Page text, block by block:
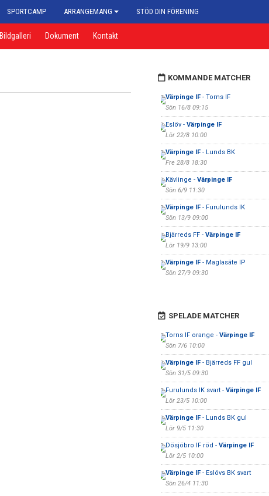
SPORTCAMP ARRANGEMANG STÖD DIN FÖRENING
Bildgalleri Dokument Kontakt
KOMMANDE MATCHER
Värpinge IF- Torns IF
Sön 16/8 09:15
Eslöv - Värpinge IF
Lör 22/8 10:00
Värpinge IF- Lunds BK
Fre 28/8 18:30
Kävlinge - Värpinge IF
Sön 6/9 11:30
Värpinge IF- Furulunds IK
Sön 13/9 09:00
Bjärreds FF - Värpinge IF
Lör 19/9 13:00
Värpinge IF- Maglasäte IP
Sön 27/9 09:30
SPELADE MATCHER
Torns IF orange - Värpinge IF
Sön 7/6 10:00
Värpinge IF- Bjärreds FF gul
Sön 31/5 09:30
Furulunds IK svart - Värpinge IF
Lör 23/5 10:00
Värpinge IF- Lunds BK gul
Lör 9/5 11:30
Dösjöbro IF röd - Värpinge IF
Lör 2/5 10:00
Värpinge IF- Eslövs BK svart
Sön 26/4 11:30